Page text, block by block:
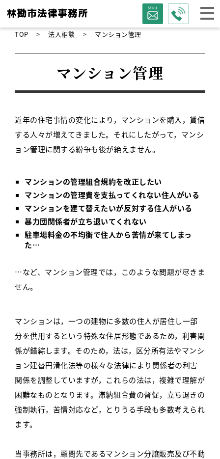
TOP 法人相談 マンション管理
マンション管理
近年の住宅事情の変化により，マンションを購入，賃借
する人々が増えてきました。それにしたがって，マンシ
ョン管理に関する紛争も後が絶えません。
マンションの管理組合規約を改正したい
マンションの管理費を支払ってくれない住人がいる
マンションを建て替えたいが反対する住人がいる
暴力団関係者が立ち退いてくれない
駐車場料金の不均衡で住人から苦情が来てしまっ
た…
…など、マンション管理では，このような問題が尽きま
せん。
マンションは，一つの建物に多数の住人が居住し一部
分を供用するという特殊な住居形態であるため，利害関
係が錯綜します。そのため，法は，区分所有法やマンシ
ョン建替円滑化法等の様々な法律により関係者の利害
関係を調整していますが，これらの法は，複雑で理解が
困難なものとなります。滞納組合費の督促，立ち退きの
強制執行，苦情対応など，とりうる手段も多数考えられ
ます。
当事務所は，顧問先であるマンション分譲販売及び不動